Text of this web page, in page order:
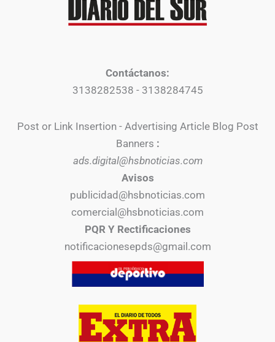
Contáctanos:
3138282538 - 3138284745
Post or Link Insertion - Advertising Article Blog Post
Banners :
ads.digital@hsbnoticias.com
Avisos
publicidad@hsbnoticias.com
comercial@hsbnoticias.com
PQR Y Rectificaciones
notificacionesepds@gmail.com